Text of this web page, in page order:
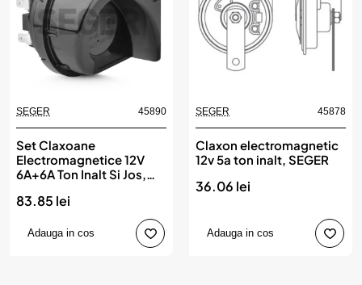
SEGER 45890
Set Claxoane
Electromagnetice 12V
6A+6A Ton Inalt Si Jos,
83.85 lei
Adauga in cos
SEGER 45878
Claxon electromagnetic
12v 5a ton inalt, SEGER
36.06 lei
Adauga in cos